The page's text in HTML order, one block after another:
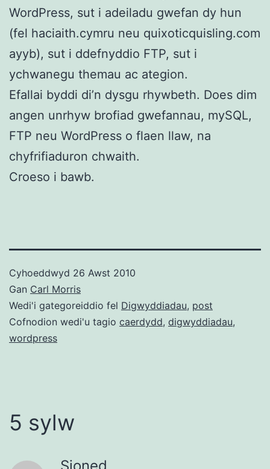
WordPress, sut i adeiladu gwefan dy hun
(fel haciaith.cymru neu quixoticquisling.com
ayyb), sut i ddefnyddio FTP, sut i
ychwanegu themau ac ategion.
Efallai byddi di’n dysgu rhywbeth. Does dim
angen unrhyw brofiad gwefannau, mySQL,
FTP neu WordPress o flaen llaw, na
chyfrifiaduron chwaith.
Croeso i bawb.
Cyhoeddwyd 26 Awst 2010
Gan Carl Morris
Wedi'i gategoreiddio fel Digwyddiadau, post
Cofnodion wedi'u tagio caerdydd, digwyddiadau,
wordpress
5 sylw
Sioned